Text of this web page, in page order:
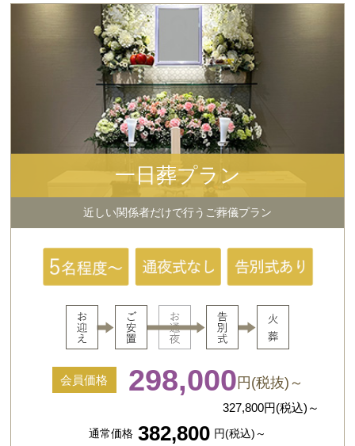
一日葬プラン
近しい関係者だけで行うご葬儀プラン
会員価格 298,000円(税抜)～
327,800円(税込)～
通常価格 382,800 円(税込)～